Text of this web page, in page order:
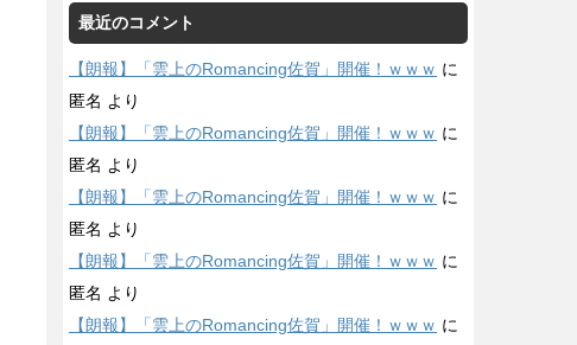
最近のコメント
【朗報】「雲上のRomancing佐賀」開催！ｗｗｗ に
匿名 より
【朗報】「雲上のRomancing佐賀」開催！ｗｗｗ に
匿名 より
【朗報】「雲上のRomancing佐賀」開催！ｗｗｗ に
匿名 より
【朗報】「雲上のRomancing佐賀」開催！ｗｗｗ に
匿名 より
【朗報】「雲上のRomancing佐賀」開催！ｗｗｗ に